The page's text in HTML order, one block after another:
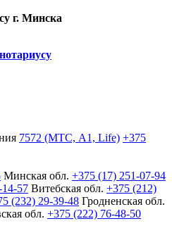
г. Минска
7572 (МТС, A1, Life) +375
Минская обл. +375 (17) 251-07-94
57 Витебская обл. +375 (212)
(232) 29-39-48 Гродненская обл.
обл. +375 (222) 76-48-50